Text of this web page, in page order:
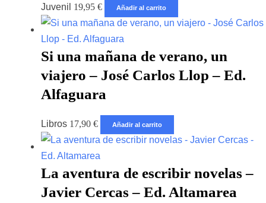
Juvenil 19,95€ Añadir al carrito
Si una mañana de verano, un
viajero – José Carlos Llop – Ed.
Alfaguara
Libros 17,90€ Añadir al carrito
La aventura de escribir novelas –
Javier Cercas – Ed. Altamarea